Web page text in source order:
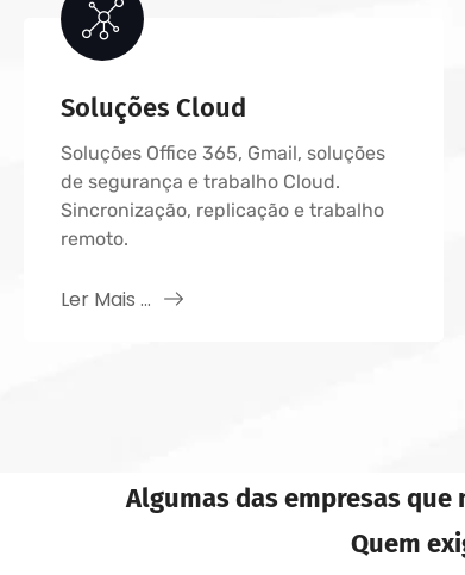
Soluções Cloud
Soluções Office 365, Gmail, soluções
de segurança e trabalho Cloud.
Sincronização, replicação e trabalho
remoto.
Ler Mais ...
Algumas das empresas
Quem